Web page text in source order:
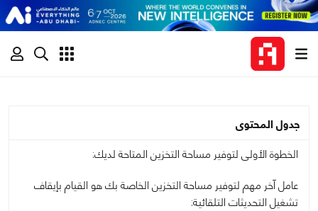
جدول المحتوى
الخطوة الأولى لتوفير مساحة التخزين المتاحة لديك:
عامل آخر مهم لتوفير مساحة التخزين الخاصة بك هو القيام بإيقاف
تشغيل التحديثات التلقائية: